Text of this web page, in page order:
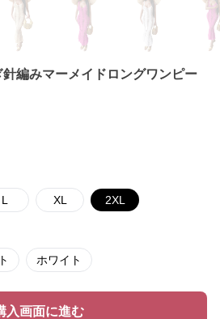
編みマーメイドロングワンピー
L XL 2XL
ホワイト
入画面に進む